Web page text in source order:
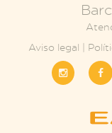
Aviso legal |